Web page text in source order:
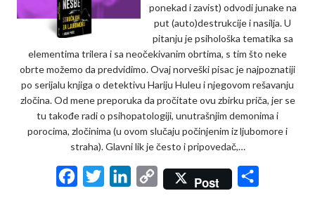
ponekad i zavist) odvodi junake na
put (auto)destrukcije i nasilja. U
pitanju je psihološka tematika sa
elementima trilera i sa neočekivanim obrtima, s tim što neke
obrte možemo da predvidimo. Ovaj norveški pisac je najpoznatiji
po serijalu knjiga o detektivu Hariju Huleu i njegovom rešavanju
zločina. Od mene preporuka da pročitate ovu zbirku priča, jer se
tu takođe radi o psihopatologiji, unutrašnjim demonima i
porocima, zločinima (u ovom slučaju počinjenim iz ljubomore i
straha). Glavni lik je često i pripovedač,…
C
Post